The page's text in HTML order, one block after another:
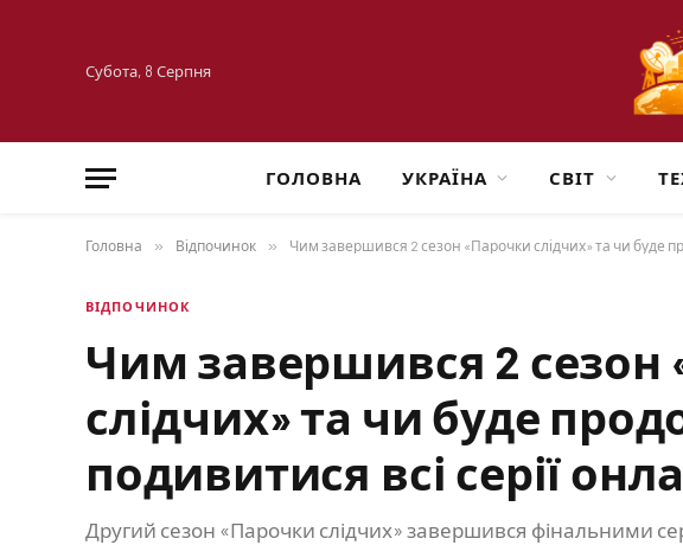
Субота, 8 Серпня
ГОЛОВНА УКРАЇНА СВІТ
Головна » Відпочинок » Чим завершився 2 сезон «Парочки слідчих» та чи буде
ВІДПОЧИНОК
Чим завершився 2 сезон
слідчих» та чи буде
подивитися всі серії
Другий сезон «Парочки слідчих» завершився фінальними